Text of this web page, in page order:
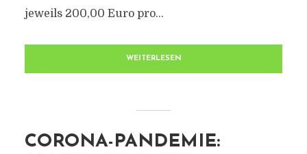
jeweils 200,00 Euro pro...
WEITERLESEN
CORONA-PANDEMIE: